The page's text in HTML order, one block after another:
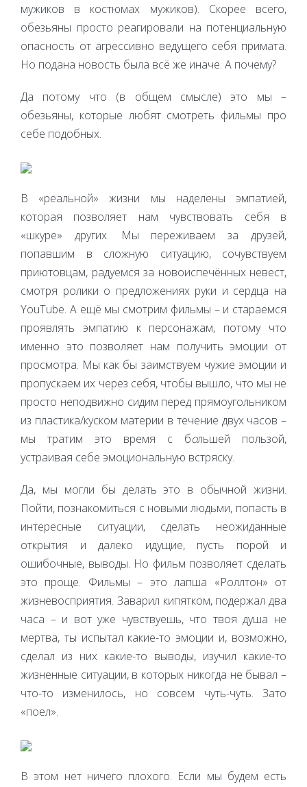
мужиков в костюмах мужиков). Скорее всего,
обезьяны просто реагировали на потенциальную
опасность от агрессивно ведущего себя примата.
Но подана новость была всё же иначе. А почему?
Да потому что (в общем смысле) это мы –
обезьяны, которые любят смотреть фильмы про
себе подобных.
В «реальной» жизни мы наделены эмпатией,
которая позволяет нам чувствовать себя в
«шкуре» других. Мы переживаем за друзей,
попавшим в сложную ситуацию, сочувствуем
приютовцам, радуемся за новоиспечённых невест,
смотря ролики о предложениях руки и сердца на
YouTube. А ещё мы смотрим фильмы – и стараемся
проявлять эмпатию к персонажам, потому что
именно это позволяет нам получить эмоции от
просмотра. Мы как бы заимствуем чужие эмоции и
пропускаем их через себя, чтобы вышло, что мы не
просто неподвижно сидим перед прямоугольником
из пластика/куском материи в течение двух часов –
мы тратим это время с большей пользой,
устраивая себе эмоциональную встряску.
Да, мы могли бы делать это в обычной жизни.
Пойти, познакомиться с новыми людьми, попасть в
интересные ситуации, сделать неожиданные
открытия и далеко идущие, пусть порой и
ошибочные, выводы. Но фильм позволяет сделать
это проще. Фильмы – это лапша «Роллтон» от
жизневосприятия. Заварил кипятком, подержал два
часа – и вот уже чувствуешь, что твоя душа не
мертва, ты испытал какие-то эмоции и, возможно,
сделал из них какие-то выводы, изучил какие-то
жизненные ситуации, в которых никогда не бывал –
что-то изменилось, но совсем чуть-чуть. Зато
«поел».
В этом нет ничего плохого. Если мы будем есть